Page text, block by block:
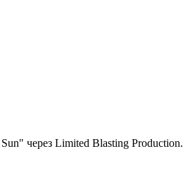
через Limited Blasting Production.